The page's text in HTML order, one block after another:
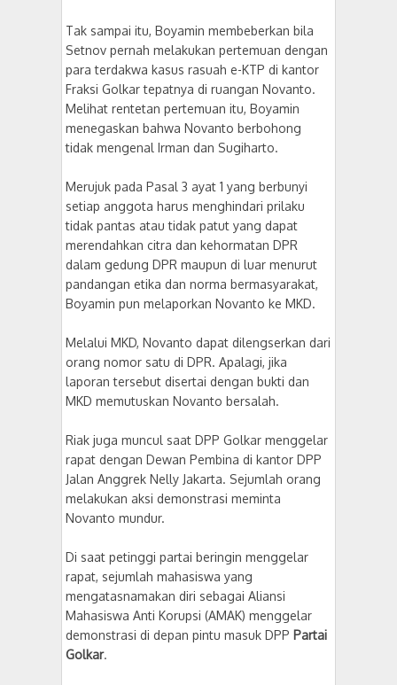
Tak sampai itu, Boyamin membeberkan bila
Setnov pernah melakukan pertemuan dengan
para terdakwa kasus rasuah e-KTP di kantor
Fraksi Golkar tepatnya di ruangan Novanto.
Melihat rentetan pertemuan itu, Boyamin
menegaskan bahwa Novanto berbohong
tidak mengenal Irman dan Sugiharto.
Merujuk pada Pasal 3 ayat 1 yang berbunyi
setiap anggota harus menghindari prilaku
tidak pantas atau tidak patut yang dapat
merendahkan citra dan kehormatan DPR
dalam gedung DPR maupun di luar menurut
pandangan etika dan norma bermasyarakat,
Boyamin pun melaporkan Novanto ke MKD.
Melalui MKD, Novanto dapat dilengserkan dari
orang nomor satu di DPR. Apalagi, jika
laporan tersebut disertai dengan bukti dan
MKD memutuskan Novanto bersalah.
Riak juga muncul saat DPP Golkar menggelar
rapat dengan Dewan Pembina di kantor DPP
Jalan Anggrek Nelly Jakarta. Sejumlah orang
melakukan aksi demonstrasi meminta
Novanto mundur.
Di saat petinggi partai beringin menggelar
rapat, sejumlah mahasiswa yang
mengatasnamakan diri sebagai Aliansi
Mahasiswa Anti Korupsi (AMAK) menggelar
demonstrasi di depan pintu masuk DPP Partai
Golkar.